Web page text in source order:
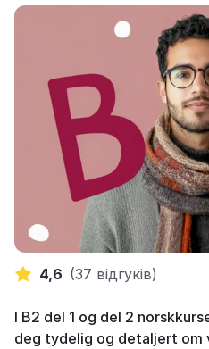
4,6 (37 відгуків)
I B2 del 1 og del 2
deg tydelig og detaljert om